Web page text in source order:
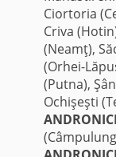
Ciortoria
Criva
(Neamţ),
(Orhei-
(Putna),
Ochişeşti